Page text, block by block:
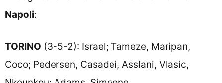
Napoli:
TORINO (3-5-2): Israel; Tameze, Maripan,
Coco; Pedersen, Casadei, Asslani, Vlasic,